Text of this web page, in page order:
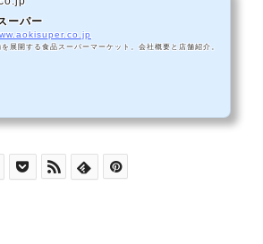
ーパー
展開する食品スーパーマーケット。会社概要と店舗紹介。